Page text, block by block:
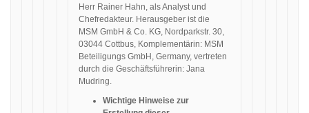
Herr Rainer Hahn, als Analyst und
Chefredakteur. Herausgeber ist die
MSM GmbH & Co. KG, Nordparkstr. 30,
03044 Cottbus, Komplementärin: MSM
Beteiligungs GmbH, Germany, vertreten
durch die Geschäftsführerin: Jana
Mudring.
Wichtige Hinweise zur